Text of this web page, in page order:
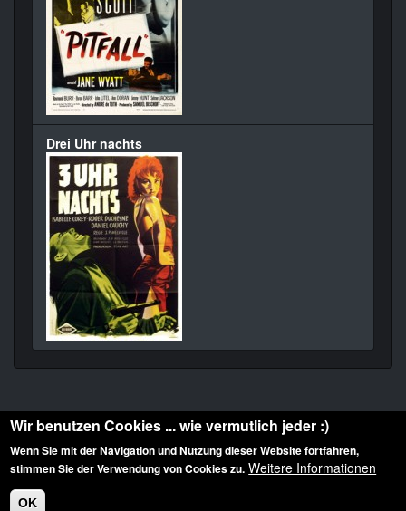
Drei Uhr nachts
Diese Website ist urheberrechtlich geschützt: © 2010-2026 der Film Noir de. Alle
Rechte vorbehalten.
Wir benutzen Cookies ... wie vermutlich jeder :)
Wenn Sie mit der Navigation und Nutzung dieser Website fortfahren,
stimmen Sie der Verwendung von Cookies zu. Weitere Informationen
OK